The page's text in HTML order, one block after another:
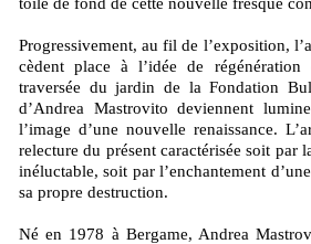
Progressivement, au fil de l’exposition,
cèdent place à l’idée de
traversée du jardin de la Fondation
d’Andrea Mastrovito deviennent
l’image d’une nouvelle renaissance.
relecture du présent caractérisée soit par
inéluctable, soit par l’enchantement
sa propre destruction.
Né en 1978 à Bergame, Andrea